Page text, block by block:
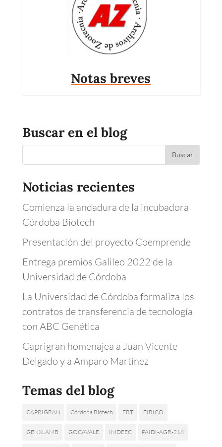
Notas breves
Buscar en el blog
Noticias recientes
Comienza la andadura de la incubadora
Córdoba Biotech
Presentación del proyecto Coemprende
Entrega premios Galileo 2022 de la
Universidad de Córdoba
La Universidad de Córdoba formaliza los
contratos de transferencia de tecnología
con ABC Genética
Caprigran homenajea a Juan Vicente
Delgado y a Amparo Martínez
Temas del blog
CAPRIGRAN Córdoba Biotech EBT FIBICO
GENXLAMB GOCAVALE IMDEEC PAIDI-AGR-218